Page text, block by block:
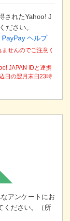
されたYahoo! J
ださい。
ヘルプ
せんのでご注意く
JAPAN IDと連携
日の翌月末日23時
アンケートにお
ください。（所